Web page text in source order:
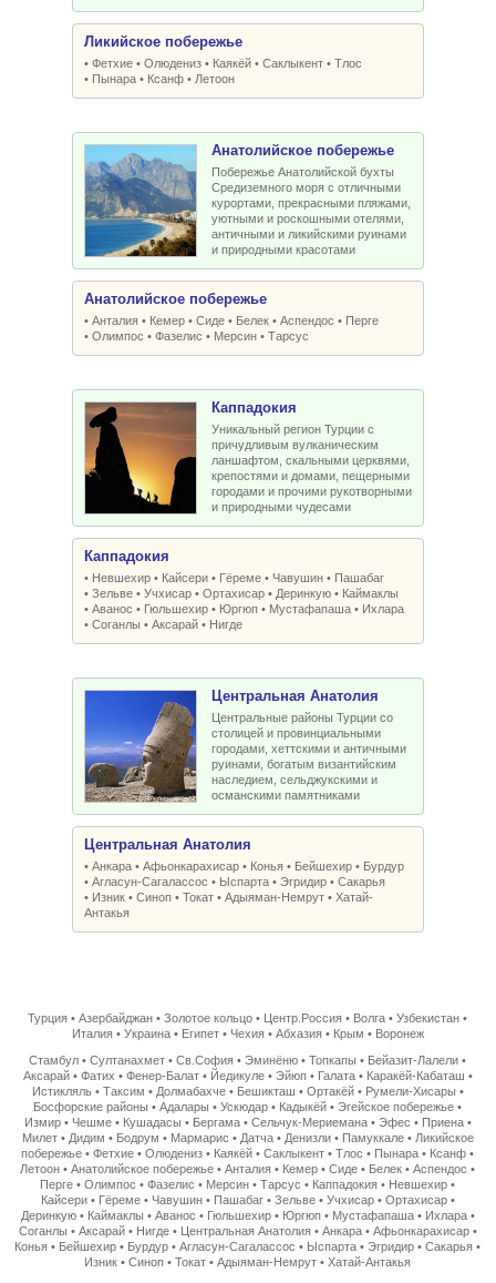
Ликийское побережье
• Фетхие • Олюдениз • Каякёй • Саклыкент • Тлос
• Пынара • Ксанф • Летоон
Анатолийское побережье
Побережье Анатолийской бухты
Средиземного моря с отличными
курортами, прекрасными пляжами,
уютными и роскошными отелями,
античными и ликийскими руинами
и природными красотами
Анатолийское побережье
• Анталия • Кемер • Сиде • Белек • Аспендос • Перге
• Олимпос • Фазелис • Мерсин • Тарсус
Каппадокия
Уникальный регион Турции с
причудливым вулканическим
ланшафтом, скальными церквями,
крепостями и домами, пещерными
городами и прочими рукотворными
и природными чудесами
Каппадокия
• Невшехир • Кайсери • Гёреме • Чавушин • Пашабаг
• Зельве • Учхисар • Ортахисар • Деринкую • Каймаклы
• Аванос • Гюльшехир • Юргюп • Мустафапаша • Ихлара
• Соганлы • Аксарай • Нигде
Центральная Анатолия
Центральные районы Турции со
столицей и провинциальными
городами, хеттскими и античными
руинами, богатым византийским
наследием, сельджукскими и
османскими памятниками
Центральная Анатолия
• Анкара • Афьонкарахисар • Конья • Бейшехир • Бурдур
• Агласун-Сагалассос • Ыспарта • Эгридир • Сакарья
• Изник • Синоп • Токат • Адыяман-Немрут • Хатай-
Антакья
Турция •Азербайджан •Золотое кольцо • Центр.Россия • Волга •Узбекистан •
Италия• Украина• Египет• Чехия• Абхазия• Крым • Воронеж
Стамбул •Султанахмет •Св.София •Эминёню •Топкапы • Бейазит-Лалели •
Аксарай• Фатих • Фенер-Балат• Йедикуле• Эйюп• Галата• Каракёй-Кабаташ •
Истикляль• Таксим • Долмабахче• Бешикташ • Ортакёй• Румели-Хисары •
Босфорские районы •Адалары •Ускюдар • Кадыкёй •Эгейское побережье •
Измир• Чешме• Кушадасы • Бергама• Сельчук-Мериемана• Эфес • Приена•
Милет• Дидим • Бодрум • Мармарис • Датча• Денизли• Памуккале• Ликийское
побережье •Фетхие •Олюдениз • Каякёй •Саклыкент •Тлос • Пынара • Ксанф •
Летоон •Анатолийское побережье •Анталия • Кемер •Сиде • Белек •Аспендос •
Перге •Олимпос •Фазелис • Мерсин •Тарсус • Каппадокия • Невшехир •
Кайсери• Гёреме• Чавушин• Пашабаг• Зельве• Учхисар• Ортахисар•
Деринкую• Каймаклы • Аванос • Гюльшехир• Юргюп• Мустафапаша• Ихлара•
Соганлы • Аксарай• Нигде• Центральная Анатолия• Анкара• Афьонкарахисар•
Конья • Бейшехир • Бурдур •Агласун-Сагалассос • Ыспарта •Эгридир •Сакарья •
Изник •Синоп •Токат •Адыяман-Немрут •Хатай-Антакья